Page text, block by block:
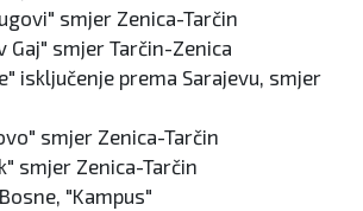
smjer Zenica-Tarčin
Gaj" smjer Tarčin-Zenica
isključenje prema Sarajevu, smjer
smjer Zenica-Tarčin
smjer Zenica-Tarčin
"Kampus"